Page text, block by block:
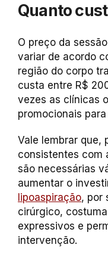
Quanto
O preço da
variar de acordo
região do corpo
custa entre R$
vezes as clínicas
promocionais
Vale lembrar que,
consistentes com
são necessárias
aumentar o
lipoaspiração, por
cirúrgico,
expressivos e
intervenção.